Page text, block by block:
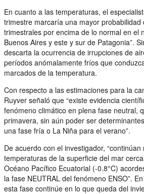
En cuanto a las temperaturas, el
trimestre marcaría una mayor
trimestrales por encima de lo normal en el
Buenos Aires y este y sur de Patagonia”.
descarta la ocurrencia de irrupciones de
períodos anómalamente fríos que
marcados de la temperatura.
Con respecto a las estimaciones para la
Ruyver señaló que “existe evidencia
fenómeno climático en plena fase neutral,
primavera, sin aún poder ser
una fase fría o La Niña para el verano”.
De acuerdo con el investigador,
temperaturas de la superficie del mar
Océano Pacífico Ecuatorial (-0.8°C)
la fase NEUTRAL del fenómeno ENSO”.
esta fase continúe en lo que queda del